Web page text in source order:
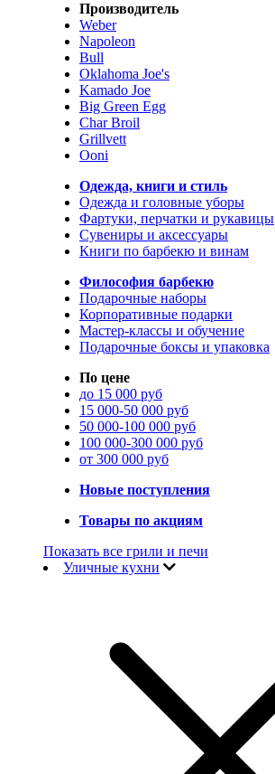
Производитель
Weber
Napoleon
Bull
Oklahoma Joe's
Kamado Joe
Big Green Egg
Char Broil
Grillvett
Ooni
Одежда, книги и стиль
Одежда и головные уборы
Фартуки, перчатки и рукавицы
Сувениры и аксессуары
Книги по барбекю и винам
Философия барбекю
Подарочные наборы
Корпоративные подарки
Мастер-классы и обучение
Подарочные боксы и упаковка
По цене
до 15 000 руб
15 000-50 000 руб
50 000-100 000 руб
100 000-300 000 руб
от 300 000 руб
Новые поступления
Товары по акциям
Показать все грили и печи
Уличные кухни